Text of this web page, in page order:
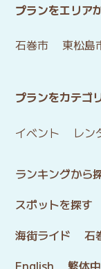
プランをエリア
石巻市 東松島
プランをカテゴ
イベント レン
ランキングから
スポットを探す
海街ライド
石
English
繁体